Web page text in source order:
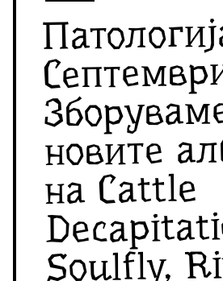
новите
на Cattle
Soulfly,